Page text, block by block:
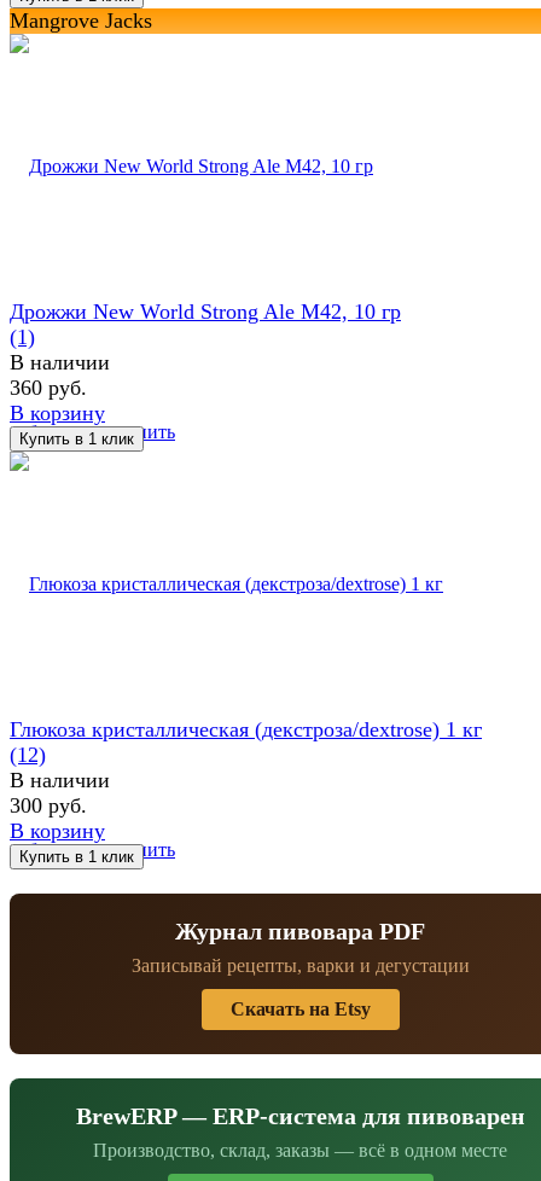
Mangrove Jacks
избранное сравнить
Дрожжи New World Strong Ale M42, 10 гр
(1)
В наличии
360 руб.
В корзину
избранное сравнить
Глюкоза кристаллическая (декстроза/dextrose) 1 кг
(12)
В наличии
300 руб.
В корзину
Журнал пивовара PDF
Записывай рецепты, варки и дегустации
Скачать на Etsy
BrewERP — ERP-система для пивоварен
Производство, склад, заказы — всё в одном месте